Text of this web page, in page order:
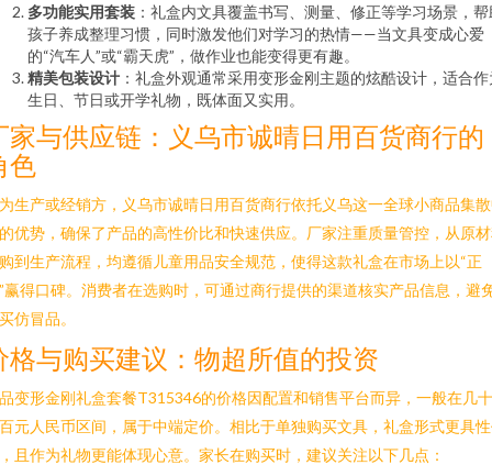
多功能实用套装 ：礼盒内文具覆盖书写、测量、修正等学习场景，帮
孩子养成整理习惯，同时激发他们对学习的热情——当文具变成心爱
的“汽车人”或“霸天虎”，做作业也能变得更有趣。
精美包装设计 ：礼盒外观通常采用变形金刚主题的炫酷设计，适合作
生日、节日或开学礼物，既体面又实用。
家与供应链：义乌市诚晴日用百货商行的
色
生产或经销方，义乌市诚晴日用百货商行依托义乌这一全球小商品集
优势，确保了产品的高性价比和快速供应。厂家注重质量管控，从原
到生产流程，均遵循儿童用品安全规范，使得这款礼盒在市场上以“正
赢得口碑。消费者在选购时，可通过商行提供的渠道核实产品信息，避
仿冒品。
格与购买建议：物超所值的投资
变形金刚礼盒套餐T315346的价格因配置和销售平台而异，一般在几
元人民币区间，属于中端定价。相比于单独购买文具，礼盒形式更具
且作为礼物更能体现心意。家长在购买时，建议关注以下几点：